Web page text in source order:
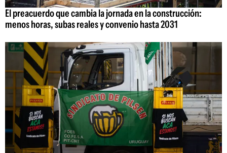
El preacuerdo que cambia la jornada en la construcción:
menos horas, subas reales y convenio hasta 2031